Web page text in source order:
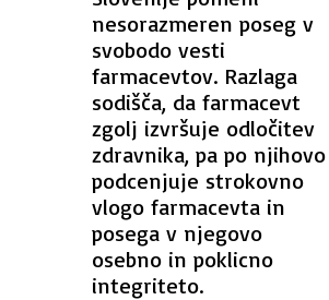
nesorazmeren poseg v
svobodo vesti
farmacevtov. Razlaga
sodišča, da farmacevt
zgolj izvršuje odločitev
zdravnika, pa po njihovo
podcenjuje strokovno
vlogo farmacevta in
posega v njegovo
osebno in poklicno
integriteto.